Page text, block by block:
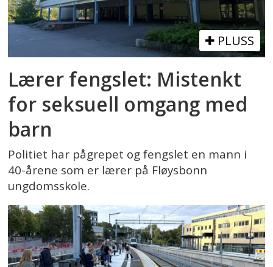
PLUSS
Lærer fengslet: Mistenkt
for seksuell omgang med
barn
Politiet har pågrepet og fengslet en mann i
40-årene som er lærer på Fløysbonn
ungdomsskole.